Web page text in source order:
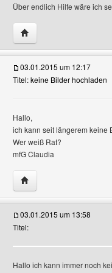
Über endlich Hilfe wäre ich
Website dieses
Profile anzeigen
03.01.2015 um 12:17
Titel: keine Bilder hochladen
Hallo,
ich kann seit längerem keine
Wer weiß Rat?
mfG Claudia
Website dieses
Profile anzeigen
03.01.2015 um 13:58
Titel:
Hallo ich kann immer noch